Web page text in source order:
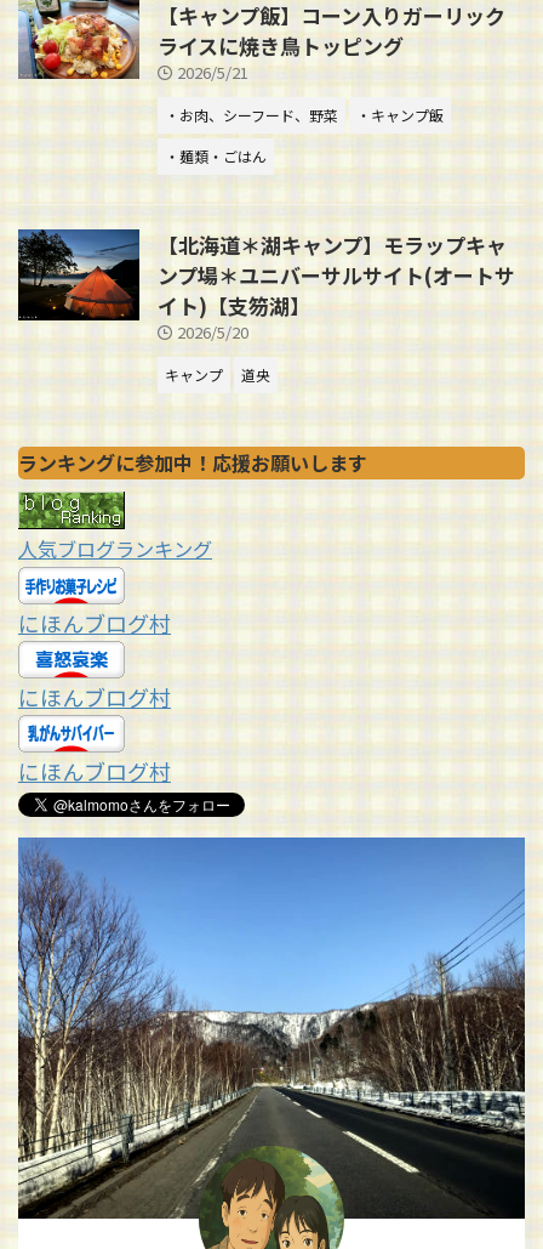
【キャンプ飯】コーン入りガーリック
ライスに焼き鳥トッピング
2026/5/21
・お肉、シーフード、野菜
・キャンプ飯
・麺類・ごはん
【北海道＊湖キャンプ】モラップキャ
ンプ場＊ユニバーサルサイト(オートサ
イト)【支笏湖】
2026/5/20
キャンプ 道央
ランキングに参加中！応援お願いします
人気ブログランキング
にほんブログ村
にほんブログ村
にほんブログ村